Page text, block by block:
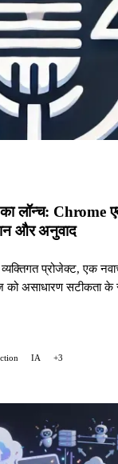
लॉन्च: Chrome
और अनुवाद
प्रोजेक्ट, एक
असाधारण सटीकता के
IA +3